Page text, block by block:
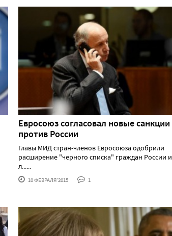
Евросоюз согласовал новые санкции
против России
Главы МИД стран-членов Евросоюза одобрили
расширение "черного списка" граждан России и
л......
10 ФЕВРАЛЯ'2015 1